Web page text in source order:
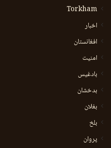
Torkham
اخبار
افغانستان
امنیت
بادغیس
بدخشان
بغلان
بلخ
پروان